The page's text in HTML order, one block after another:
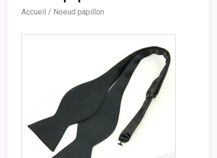
Accueil / Noeud papillon